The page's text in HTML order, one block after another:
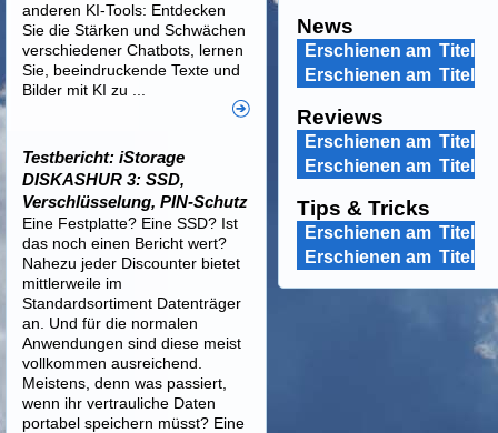
News
Erschienen am Titel
Erschienen am Titel
Reviews
Erschienen am Titel
Erschienen am Titel
Tips & Tricks
Erschienen am Titel
Erschienen am Titel
anderen KI-Tools: Entdecken
Sie die Stärken und Schwächen
verschiedener Chatbots, lernen
Sie, beeindruckende Texte und
Bilder mit KI zu ...
Testbericht: iStorage
DISKASHUR 3: SSD,
Verschlüsselung, PIN-Schutz
Eine Festplatte? Eine SSD? Ist
das noch einen Bericht wert?
Nahezu jeder Discounter bietet
mittlerweile im
Standardsortiment Datenträger
an. Und für die normalen
Anwendungen sind diese meist
vollkommen ausreichend.
Meistens, denn was passiert,
wenn ihr vertrauliche Daten
portabel speichern müsst? Eine